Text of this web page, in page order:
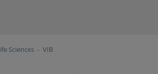
Sciences VIB